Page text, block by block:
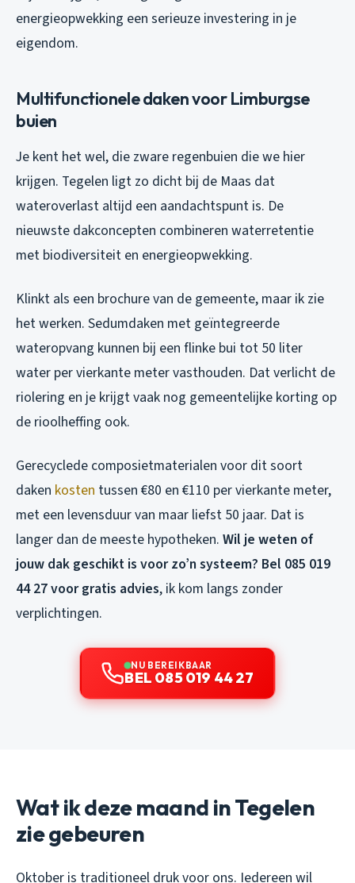
energieopwekking een serieuze investering in je
eigendom.
Multifunctionele daken voor Limburgse
buien
Je kent het wel, die zware regenbuien die we hier
krijgen. Tegelen ligt zo dicht bij de Maas dat
wateroverlast altijd een aandachtspunt is. De
nieuwste dakconcepten combineren waterretentie
met biodiversiteit en energieopwekking.
Klinkt als een brochure van de gemeente, maar ik zie
het werken. Sedumdaken met geïntegreerde
wateropvang kunnen bij een flinke bui tot 50 liter
water per vierkante meter vasthouden. Dat verlicht de
riolering en je krijgt vaak nog gemeentelijke korting op
de rioolheffing ook.
Gerecyclede composietmaterialen voor dit soort
daken kosten tussen €80 en €110 per vierkante meter,
met een levensduur van maar liefst 50 jaar. Dat is
langer dan de meeste hypotheken. Wil je weten of
jouw dak geschikt is voor zo’n systeem? Bel 085 019
44 27 voor gratis advies, ik kom langs zonder
verplichtingen.
NU BEREIKBAAR
BEL 085 019 44 27
Wat ik deze maand in Tegelen
zie gebeuren
Oktober is traditioneel druk voor ons. Iedereen wil